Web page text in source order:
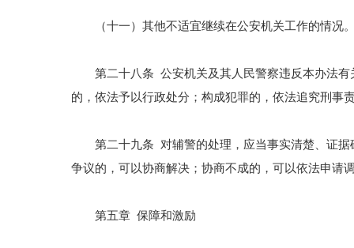
（十一）其他不适宜继续在公安机关工作的情况
第二十八条 公安机关及其人民警察违反本办法有
的，依法予以行政处分；构成犯罪的，依法追究刑事
第二十九条 对辅警的处理，应当事实清楚、证据
争议的，可以协商解决；协商不成的，可以依法申请
第五章 保障和激励